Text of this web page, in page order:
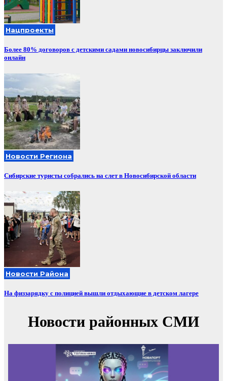
Нацпроекты
Более 80% договоров с детскими садами новосибирцы заключили
онлайн
Новости Региона
Сибирские туристы собрались на слет в Новосибирской области
Новости Района
На физзарядку с полицией вышли отдыхающие в детском лагере